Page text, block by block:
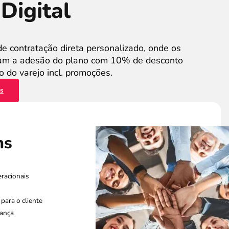
contratação direta personalizado, onde os
a adesão do plano com 10% de desconto
do varejo incl. promoções.
o cliente